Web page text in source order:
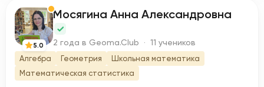
М
5.0
Мосягина Анна Александровна
2 года в Geoma.Club · 11 учеников
Алгебра Геометрия
Школьная математика
Математическая статистика